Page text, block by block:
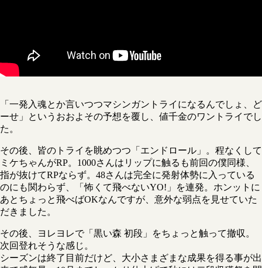
「一発入魂とか言いつつマシンガントライになるんでしょ、ど
ーせ」というおおよその予想を覆し、値千金のワントライでし
た。
その後、皆のトライを眺めつつ「エンドロール」。程なくして
ミケちゃんがRP。1000さんはリップに触るも前回の僕同様、
指が抜けてRPならず。48さんは完全に発射体勢に入っている
のにも関わらず、「怖くて飛べないYO!」を連発。ホンットに
あとちょっと飛べばOKなんですが、意外な弱点を見せていた
だきました。
その後、ヨレヨレで「黒い森 初段」をちょっと触って撤収。
次回登れそうな感じ。
シーズンは終了目前だけど、大小さまざまな成果を得る事が出